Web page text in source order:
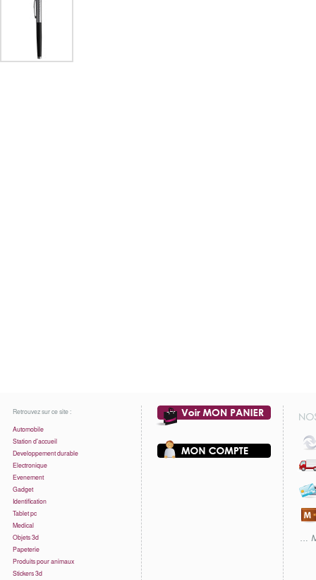
Retrouvez sur ce site :
Automobile
Station d'accueil
Developpement durable
Electronique
Evenement
Gadget
Identification
Tablet pc
Medical
Objets 3d
Papeterie
Produits pour animaux
Stickers 3d